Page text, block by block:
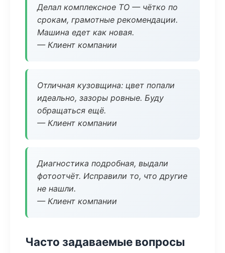
Делал комплексное ТО — чётко по
срокам, грамотные рекомендации.
Машина едет как новая.
— Клиент компании
Отличная кузовщина: цвет попали
идеально, зазоры ровные. Буду
обращаться ещё.
— Клиент компании
Диагностика подробная, выдали
фотоотчёт. Исправили то, что другие
не нашли.
— Клиент компании
Часто задаваемые вопросы